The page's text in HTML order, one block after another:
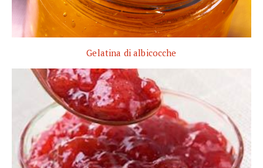
Gelatina di albicocche